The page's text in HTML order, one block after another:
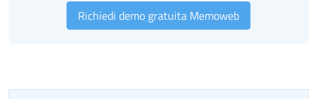
Richiedi demo gratuita Memoweb